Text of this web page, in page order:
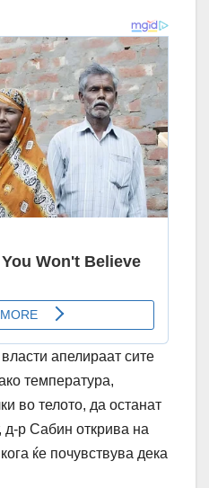
апелираат сите
температура,
во телото, да останат
р Сабин открива на
ќе почувствува дека